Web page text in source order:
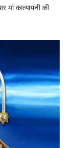
मां कात्यायनी की